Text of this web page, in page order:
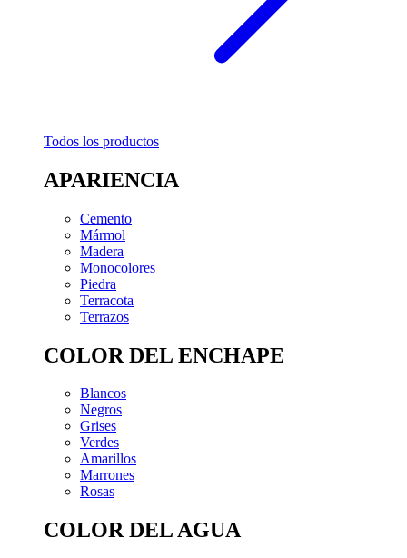
Todos los productos
APARIENCIA
Cemento
Mármol
Madera
Monocolores
Piedra
Terracota
Terrazos
COLOR DEL ENCHAPE
Blancos
Negros
Grises
Verdes
Amarillos
Marrones
Rosas
COLOR DEL AGUA